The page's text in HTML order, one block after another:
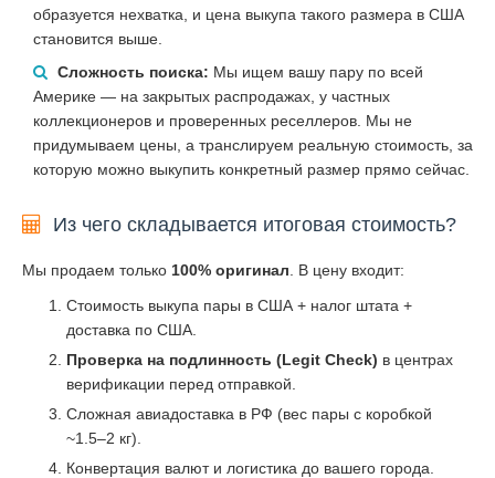
образуется нехватка, и цена выкупа такого размера в США
становится выше.
Сложность поиска: Мы ищем вашу пару по всей
Америке — на закрытых распродажах, у частных
коллекционеров и проверенных реселлеров. Мы не
придумываем цены, а транслируем реальную стоимость, за
которую можно выкупить конкретный размер прямо сейчас.
Из чего складывается итоговая стоимость?
Мы продаем только 100% оригинал . В цену входит:
Стоимость выкупа пары в США + налог штата +
доставка по США.
Проверка на подлинность (Legit Check) в центрах
верификации перед отправкой.
Сложная авиадоставка в РФ (вес пары с коробкой
~1.5–2 кг).
Конвертация валют и логистика до вашего города.